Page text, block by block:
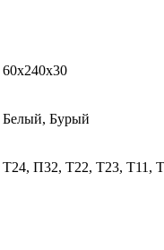
60х240х30
Белый, Бурый
Т24, П32, Т22, Т23, Т11,